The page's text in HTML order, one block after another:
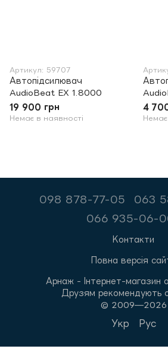
Артикул: 59707
Автопідсилювач
AudioBeat EX 1.8000
19 900 грн
Немає в наявності
4
Немає
098 878-77-05
063
066 935-06-
Контакти
Повна версія
Арнаж - Інтернет-магазин
Друзям рекомендують
© 2009—2026
Укр Рус